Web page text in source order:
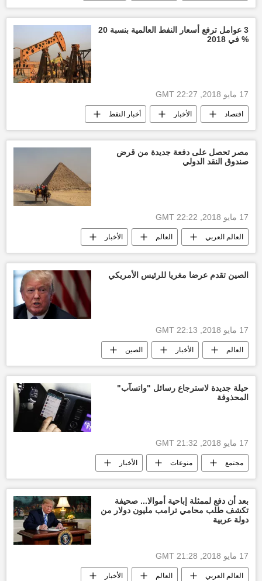
أيمن عشماوي خبراء جامعة المنيا
اكتشاف أثري تابوت غرفة 3 عوامل ترفع أسعار النفط العالمية بنسبة 20
% في 2018
17 مايو 2018, 22:27 GMT
اقتصاد الأخبار أخبار النفط
أسعار النفط اليوم سعر الدولار اليوم
الولايات المتحدة الأمريكية سوق النفط
مصر تحصل على دفعة جديدة من قرض
صندوق النقد الدولي
17 مايو 2018, 22:22 GMT
العالم العربي العالم الأخبار
لقاء أخبار اليوم أخبار مصر الآن
الولايات المتحدة الأمريكية
صندوق النقد الدولي
الصين تقدم عرضا مغريا للرئيس الأمريكي
17 مايو 2018, 22:13 GMT
العالم الأخبار الصين
دونالد ترامب البيت الأبيض بضائع
أخبار اليوم الولايات المتحدة الأمريكية
حيلة جديدة لاسترجاع رسائل "واتسآب"
المحذوفة
17 مايو 2018, 21:32 GMT
مجتمع منوعات الأخبار
أخبار السعودية اليوم واتسآب
تحديث واتسآب رسائل واتسآب المشفرة
تطبيق واتسآب
بعد أن دفع لممثلة إباحية أموالا... صحيفة
تكشف طلب محامي ترامب مليون دولار من
دولة عربية
17 مايو 2018, 21:28 GMT
العالم العربي العالم الأخبار